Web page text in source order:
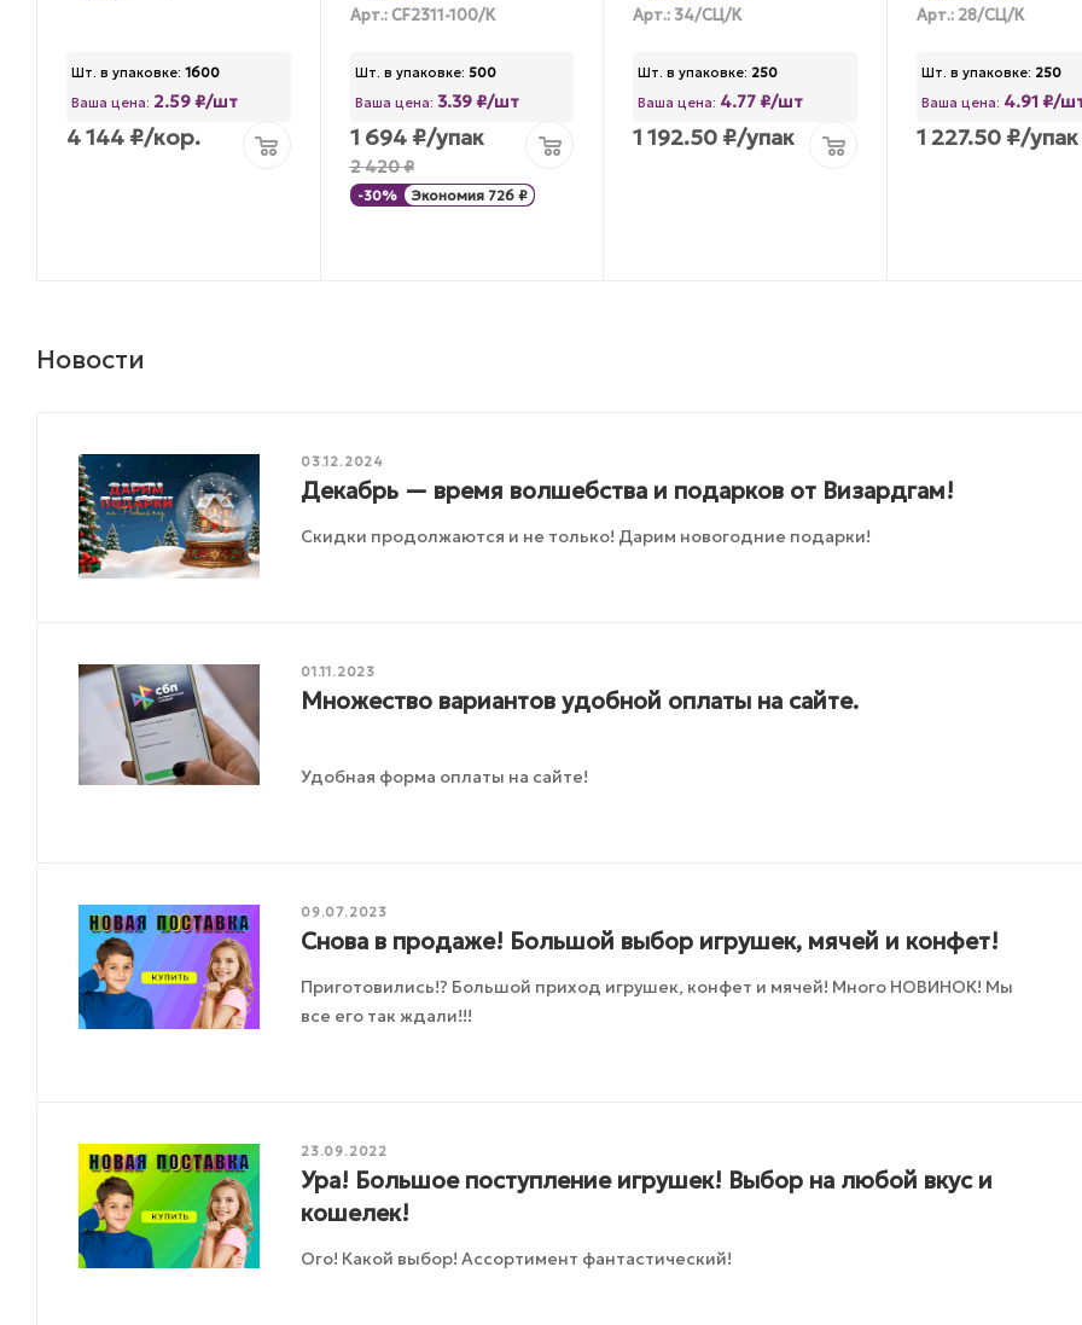
Шт. в упаковке: 1600
Ваша цена: 2.59 ₽/шт
4 144₽/кор.
Арт.: CF2311-100/К
Шт. в упаковке: 500
Ваша цена: 3.39 ₽/шт
1 694₽/упак
2 420₽
-30% Экономия 726₽
Арт.: 34/СЦ/К
Шт. в упаковке: 250
Ваша цена: 4.77 ₽/шт
1 192.50 ₽/упак
Арт.: 28/СЦ/К
Шт. в упаковке: 250
Ваша цена: 4.91 ₽/
1 227.50 ₽/упак
Новости
03.12.2024
Декабрь — время волшебства и подарков от Визардгам!
Скидки продолжаются и не только! Дарим новогодние подарки!
01.11.2023
Множество вариантов удобной оплаты на сайте.
Удобная форма оплаты на сайте!
09.07.2023
Снова в продаже! Большой выбор игрушек, мячей и конфет!
Приготовились!? Большой приход игрушек, конфет и мячей! Много НОВИНОК! Мы
все его так ждали!!!
23.09.2022
Ура! Большое поступление игрушек! Выбор на любой вкус и
кошелек!
Ого! Какой выбор! Ассортимент фантастический!